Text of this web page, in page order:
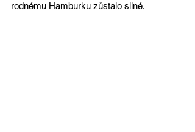
rodnému Hamburku zůstalo silné.